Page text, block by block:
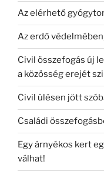
Az elérhető
Az erdő
Civil összefogás új
a közösség erejét
Civil ülésen jött
Családi
Egy árnyékos kert
válhat!